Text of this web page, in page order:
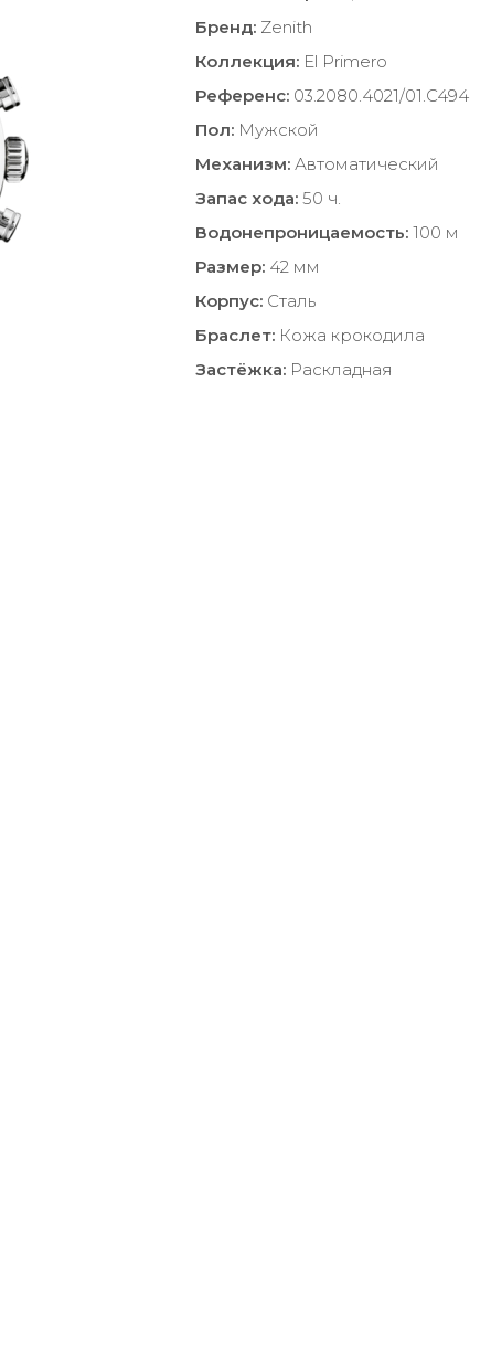
Бренд: Zenith
Коллекция: El Primero
Референс: 03.2080.4021/01.C494
Пол: Мужской
Механизм: Автоматический
Запас хода: 50 ч.
Водонепроницаемость: 100 м
Размер: 42 мм
Корпус: Сталь
Браслет: Кожа крокодила
Застёжка: Раскладная